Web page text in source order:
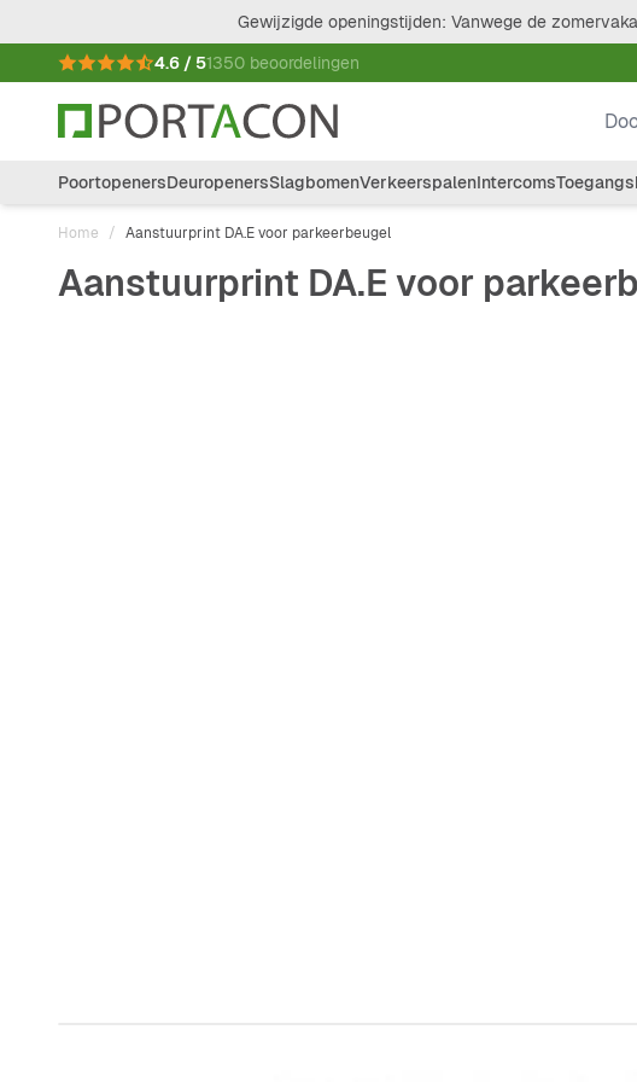
Gewijzigde openingstijden: Vanwege de
4.6 / 51350 beoordelingen
PoortopenersDeuropenersSlagbomenVerkeerspalenIntercoms
Home / Aanstuurprint DA.E voor parkeerbeugel
Aanstuurprint DA.E voor